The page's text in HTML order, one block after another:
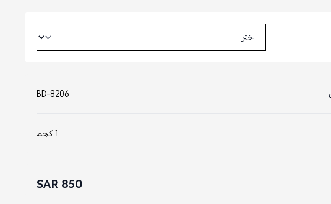
BD-8206
1 كجم
850 SAR